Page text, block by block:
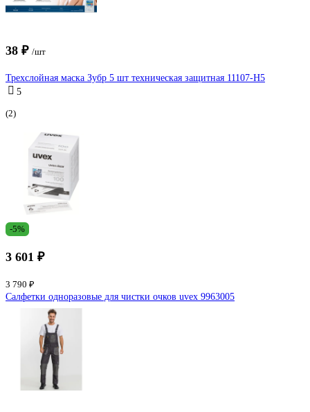
38 ₽ /шт
Трехслойная маска Зубр 5 шт техническая защитная 11107-H5
5
(2)
-5%
3 601 ₽
3 790 ₽
Салфетки одноразовые для чистки очков uvex 9963005